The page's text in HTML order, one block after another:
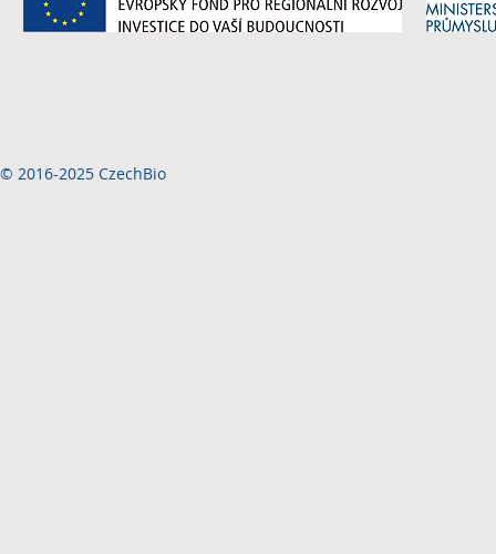
© 2016-2025 CzechBio